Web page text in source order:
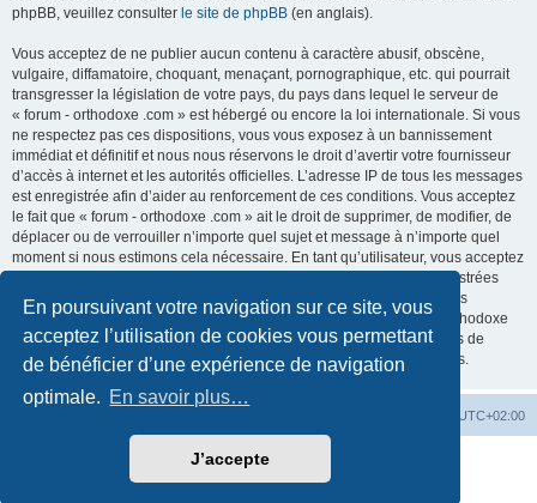
En poursuivant votre navigation sur ce site, vous
acceptez l’utilisation de cookies vous permettant
de bénéficier d’une expérience de navigation
optimale. En savoir plus…
J’accepte
phpBB, veuillez consulter le site de phpBB (en anglais).
Vous acceptez de ne publier aucun contenu à caractère abusif, obscène,
vulgaire, diffamatoire, choquant, menaçant, pornographique, etc. qui pourrait
transgresser la législation de votre pays, du pays dans lequel le serveur de
« forum - orthodoxe .com » est hébergé ou encore la loi internationale. Si vous
ne respectez pas ces dispositions, vous vous exposez à un bannissement
immédiat et définitif et nous nous réservons le droit d’avertir votre fournisseur
d’accès à internet et les autorités officielles. L’adresse IP de tous les messages
est enregistrée afin d’aider au renforcement de ces conditions. Vous acceptez
le fait que « forum - orthodoxe .com » ait le droit de supprimer, de modifier, de
déplacer ou de verrouiller n’importe quel sujet et message à n’importe quel
moment si nous estimons cela nécessaire. En tant qu’utilisateur, vous acceptez
que toutes les informations que vous avez renseignées soient enregistrées
dans notre base de données. Bien que ces informations ne seront pas
diffusées à une tierce partie sans votre consentement, ni « forum - orthodoxe
.com », ni phpBB, ne pourront être tenus comme responsables en cas de
tentative de piratage informatique visant à compromettre vos données.
UTC+02:00
phpBB® Forum Software © phpBB Limited
©